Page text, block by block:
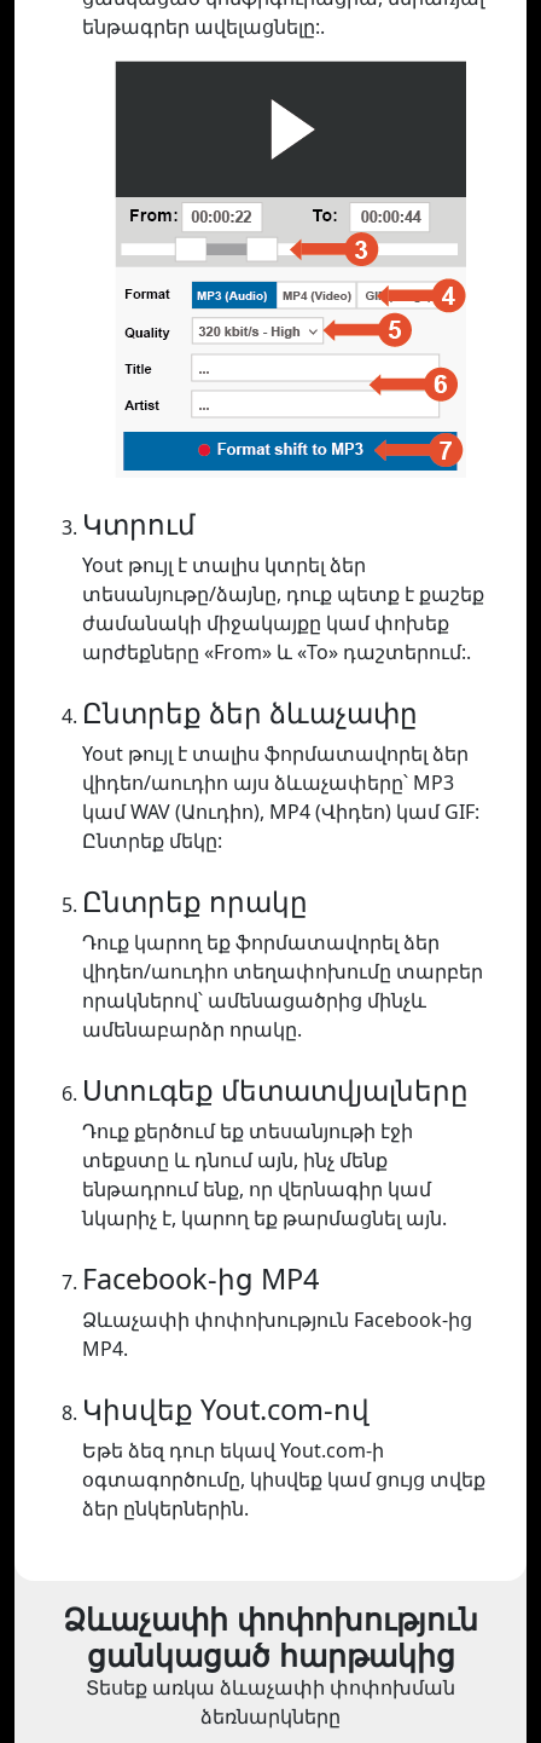
ենթագրեր ավելացնելը:.
Կտրում
Yout թույլ է տալիս կտրել ձեր
տեսանյութը/ձայնը, դուք պետք է քաշեք
ժամանակի միջակայքը կամ փոխեք
արժեքները «From» և «To» դաշտերում:.
Ընտրեք ձեր ձևաչափը
Yout թույլ է տալիս ֆորմատավորել ձեր
վիդեո/աուդիո այս ձևաչափերը՝ MP3
կամ WAV (Աուդիո), MP4 (Վիդեո) կամ GIF:
Ընտրեք մեկը:
Ընտրեք որակը
Դուք կարող եք ֆորմատավորել ձեր
վիդեո/աուդիո տեղափոխումը տարբեր
որակներով՝ ամենացածրից մինչև
ամենաբարձր որակը.
Ստուգեք մետատվյալները
Դուք քերծում եք տեսանյութի էջի
տեքստը և դնում այն, ինչ մենք
ենթադրում ենք, որ վերնագիր կամ
նկարիչ է, կարող եք թարմացնել այն.
Facebook-ից MP4
Ձևաչափի փոփոխություն Facebook-ից
MP4.
Կիսվեք Yout.com-ով
Եթե ձեզ դուր եկավ Yout.com-ի
օգտագործումը, կիսվեք կամ ցույց տվեք
ձեր ընկերներին.
Ձևաչափի փոփոխություն
ցանկացած հարթակից
Տեսեք առկա ձևաչափի փոփոխման
ձեռնարկները